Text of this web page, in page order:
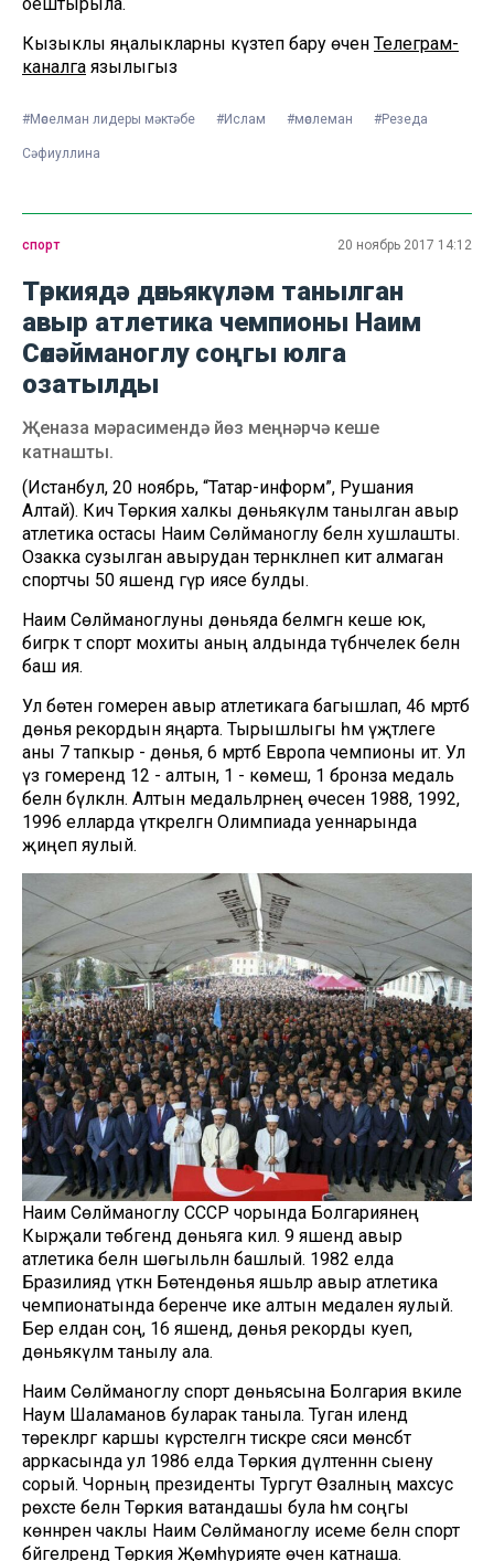
Кызыклы яңалыкларны күзәтеп бару өчен Телеграм-
каналга язылыгыз
#Мөселман лидеры мәктәбе #Ислам #мөслеман #Резеда
Сәфиуллина
спорт 20 ноябрь 2017 14:12
Төркиядә дөньякүләм танылган
авыр атлетика чемпионы Наим
Сөләйманоглу соңгы юлга
озатылды
Җеназа мәрасимендә йөз меңнәрчә кеше
катнашты.
(Истанбул, 20 ноябрь, “Татар-информ”, Рушания
Алтай). Кичә Төркия халкы дөньякүләм танылган авыр
атлетика остасы Наим Сөләйманоглу белән хушлашты.
Озакка сузылган авырудан тернәкләнеп китә алмаган
спортчы 50 яшендә гүр иясе булды.
Наим Сөләйманоглуны дөньяда белмәгән кеше юк,
бигрәк тә спорт мохиты аның алдында түбәнчелек белән
баш ия.
Ул бөтен гомерен авыр атлетикага багышлап, 46 мәртәбә
дөнья рекордын яңарта. Тырышлыгы һәм үҗәтлеге
аны 7 тапкыр - дөнья, 6 мәртәбә Европа чемпионы итә. Ул
үз гомерендә 12 - алтын, 1 - көмеш, 1 бронза медаль
белән бүләкләнә. Алтын медальләрнең өчесен 1988, 1992,
1996 елларда үткәрелгән Олимпиада уеннарында
җиңеп яулый.
Наим Сөләйманоглу СССР чорында Болгариянең
Кырҗали төбәгендә дөньяга килә. 9 яшендә авыр
атлетика белән шөгыльләнә башлый. 1982 елда
Бразилиядә үткән Бөтендөнья яшьләр авыр атлетика
чемпионатында беренче ике алтын медален яулый.
Бер елдан соң, 16 яшендә, дөнья рекорды куеп,
дөньякүләм танылу ала.
Наим Сөләйманоглу спорт дөньясына Болгария вәкиле
Наум Шаламанов буларак таныла. Туган илендә
төрекләргә каршы күрсәтелгән тискәре сәяси мөнәсәбәт
арркасында ул 1986 елда Төркия дәүләтеннән сыену
сорый. Чорның президенты Тургут Өзалның махсус
рөхсәте белән Төркия ватандашы була һәм соңгы
көннәренә чаклы Наим Сөләйманоглу исеме белән спорт
бәйгеләрендә Төркия Җөмһурияте өчен катнаша.